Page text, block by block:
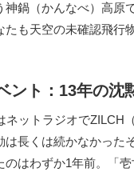
神鍋（かんなべ）高原
も天空の未確認飛行
ント：13年の沈
ットラジオでZILCH
長くは続かなかった
はわずか1年前。「